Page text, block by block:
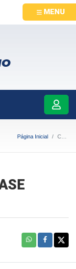
MENU
Página Inicial Covid - Vacinação